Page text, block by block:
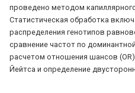
проведено методом
Статистическая обработка
распределения генотипов
сравнение частот по
расчетом отношения шансов
Йейтса и определение